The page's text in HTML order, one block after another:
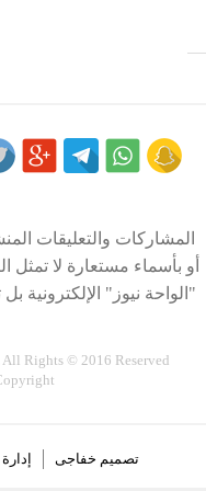
المشاركات والتعليقات
أو بأسماء مستعارة لا
"الواحة نيوز" الإلكترونية
All Rights © 2016 Reserved
تصميم خفاجى